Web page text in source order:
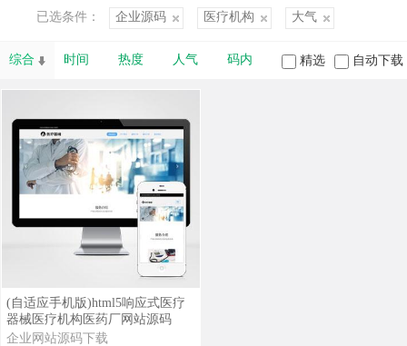
已选条件： 企业源码 医疗机构 大气
综合 时间 热度 人气 码内 精选 自动下载
查看详情 查看演示
(自适应手机版)html5响应式医疗
器械医疗机构医药厂网站源码
企业网站源码下载